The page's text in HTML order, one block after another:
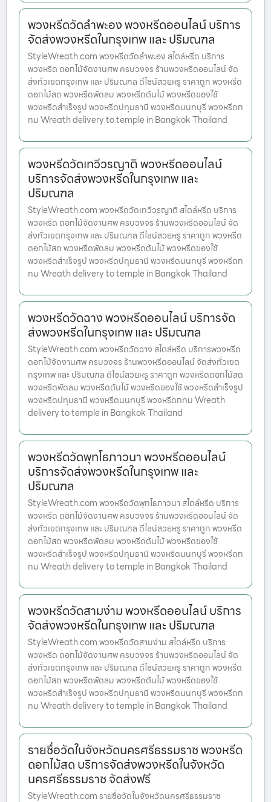
พวงหรีดวัดลำพะอง พวงหรีดออนไลน์ บริการ
จัดส่งพวงหรีดในกรุงเทพ และ ปริมณฑล
StyleWreath.com พวงหรีดวัดลำพะอง สไตล์หรีด บริการ
พวงหรีด ดอกไม้จัดงานศพ ครบวงจร ร้านพวงหรีดออนไลน์ จัด
ส่งทั่วเขตกรุงเทพ และ ปริมณฑล ดีไซน์สวยหรู ราคาถูก พวงหรีด
ดอกไม้สด พวงหรีดพัดลม พวงหรีดต้นไม้ พวงหรีดของใช้
พวงหรีดสำเร็จรูป พวงหรีดปทุมธานี พวงหรีดนนทบุรี พวงหรีดก
ทม Wreath delivery to temple in Bangkok Thailand
พวงหรีดวัดเทวีวรญาติ พวงหรีดออนไลน์
บริการจัดส่งพวงหรีดในกรุงเทพ และ
ปริมณฑล
StyleWreath.com พวงหรีดวัดเทวีวรญาติ สไตล์หรีด บริการ
พวงหรีด ดอกไม้จัดงานศพ ครบวงจร ร้านพวงหรีดออนไลน์ จัด
ส่งทั่วเขตกรุงเทพ และ ปริมณฑล ดีไซน์สวยหรู ราคาถูก พวงหรีด
ดอกไม้สด พวงหรีดพัดลม พวงหรีดต้นไม้ พวงหรีดของใช้
พวงหรีดสำเร็จรูป พวงหรีดปทุมธานี พวงหรีดนนทบุรี พวงหรีดก
ทม Wreath delivery to temple in Bangkok Thailand
พวงหรีดวัดฉาง พวงหรีดออนไลน์ บริการจัด
ส่งพวงหรีดในกรุงเทพ และ ปริมณฑล
StyleWreath.com พวงหรีดวัดฉาง สไตล์หรีด บริการพวงหรีด
ดอกไม้จัดงานศพ ครบวงจร ร้านพวงหรีดออนไลน์ จัดส่งทั่วเขต
กรุงเทพ และ ปริมณฑล ดีไซน์สวยหรู ราคาถูก พวงหรีดดอกไม้สด
พวงหรีดพัดลม พวงหรีดต้นไม้ พวงหรีดของใช้ พวงหรีดสำเร็จรูป
พวงหรีดปทุมธานี พวงหรีดนนทบุรี พวงหรีดกทม Wreath
delivery to temple in Bangkok Thailand
พวงหรีดวัดพุทโธภาวนา พวงหรีดออนไลน์
บริการจัดส่งพวงหรีดในกรุงเทพ และ
ปริมณฑล
StyleWreath.com พวงหรีดวัดพุทโธภาวนา สไตล์หรีด บริการ
พวงหรีด ดอกไม้จัดงานศพ ครบวงจร ร้านพวงหรีดออนไลน์ จัด
ส่งทั่วเขตกรุงเทพ และ ปริมณฑล ดีไซน์สวยหรู ราคาถูก พวงหรีด
ดอกไม้สด พวงหรีดพัดลม พวงหรีดต้นไม้ พวงหรีดของใช้
พวงหรีดสำเร็จรูป พวงหรีดปทุมธานี พวงหรีดนนทบุรี พวงหรีดก
ทม Wreath delivery to temple in Bangkok Thailand
พวงหรีดวัดสามง่าม พวงหรีดออนไลน์ บริการ
จัดส่งพวงหรีดในกรุงเทพ และ ปริมณฑล
StyleWreath.com พวงหรีดวัดสามง่าม สไตล์หรีด บริการ
พวงหรีด ดอกไม้จัดงานศพ ครบวงจร ร้านพวงหรีดออนไลน์ จัด
ส่งทั่วเขตกรุงเทพ และ ปริมณฑล ดีไซน์สวยหรู ราคาถูก พวงหรีด
ดอกไม้สด พวงหรีดพัดลม พวงหรีดต้นไม้ พวงหรีดของใช้
พวงหรีดสำเร็จรูป พวงหรีดปทุมธานี พวงหรีดนนทบุรี พวงหรีดก
ทม Wreath delivery to temple in Bangkok Thailand
รายชื่อวัดในจังหวัดนครศรีธรรมราช พวงหรีด
ดอกไม้สด บริการจัดส่งพวงหรีดในจังหวัด
นครศรีธรรมราช จัดส่งฟรี
StyleWreath.com รายชื่อวัดในจังหวัดนครศรีธรรมราช